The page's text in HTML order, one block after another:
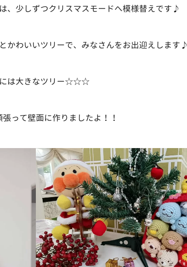
、少しずつクリスマスモードへ模様替えです♪
かわいいツリーで、みなさんをお出迎えします♪
は大きなツリー☆☆☆
って壁面に作りましたよ！！